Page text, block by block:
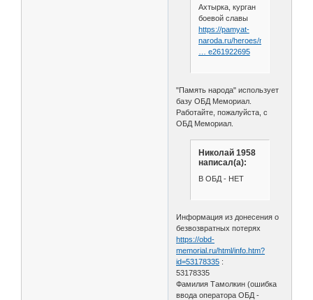
Ахтырка, курган
боевой славы
https://pamyat-
naroda.ru/heroes/memoria
… e261922695
"Память народа" использует
базу ОБД Мемориал.
Работайте, пожалуйста, с
ОБД Мемориал.
Николай 1958
написал(а):
В ОБД - НЕТ
Информация из донесения о
безвозвратных потерях
https://obd-
memorial.ru/html/info.htm?
id=53178335 :
53178335
Фамилия Тамолкин (ошибка
ввода оператора ОБД -